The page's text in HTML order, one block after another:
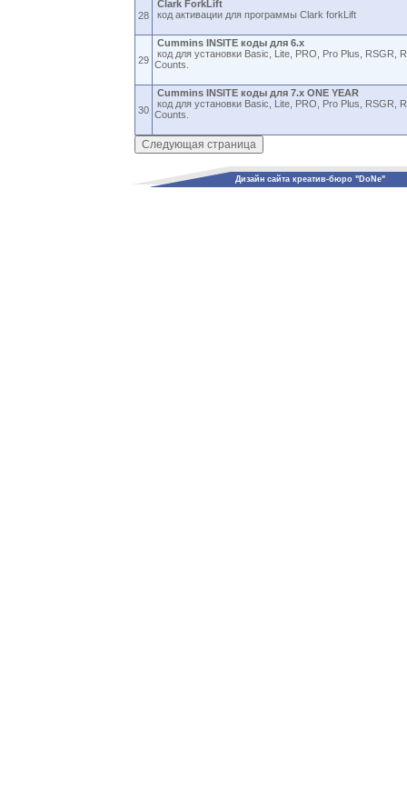
28
Clark ForkLift
код активации для программы Clark forkLift
29
Cummins INSITE коды для 6.x
код для установки Basic, Lite, PRO, Pro Plus, RSGR,
Counts.
30
Cummins INSITE коды для 7.x ONE YEAR
код для установки Basic, Lite, PRO, Pro Plus, RSGR,
Counts.
Дизайн сайта креатив-бюро "DoNe"